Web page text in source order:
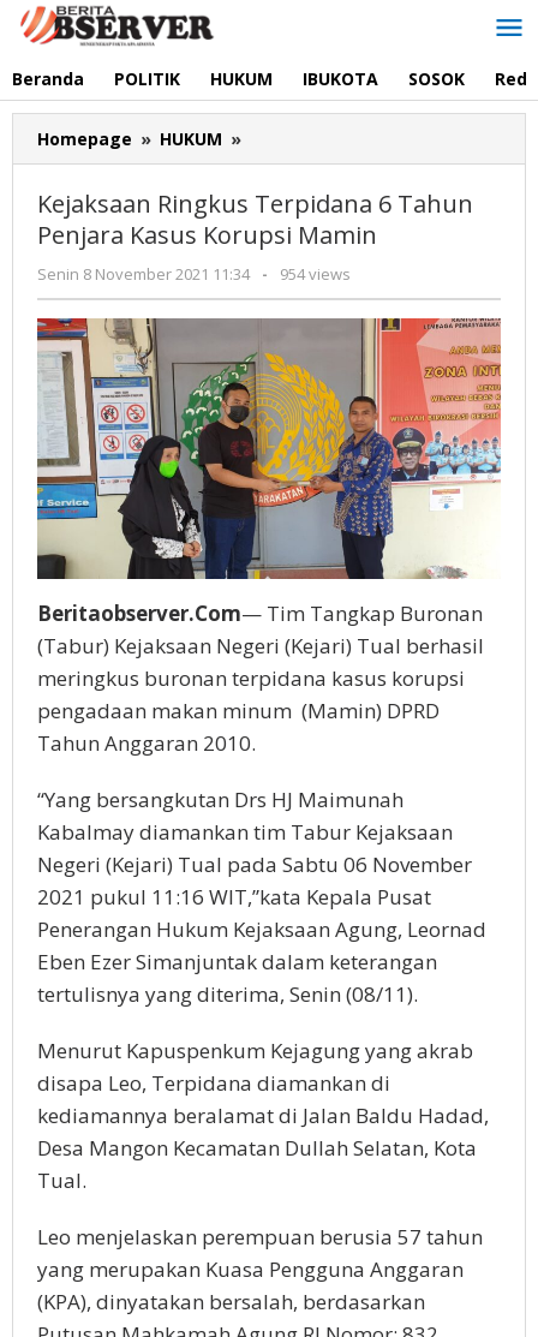
Lewati
Beranda POLITIK HUKUM IBUKOTA SOSOK
Homepage » HUKUM »
Ringkus
6
Tahun
Penjara
Korupsi
Kejaksaan Ringkus Terpidana 6 Tahun
Penjara Kasus Korupsi Mamin
Senin 8 November 2021 11:34
oleh
Redaksi
- 954 views
Beritaobserver.Com— Tim Tangkap Buronan
(Tabur) Kejaksaan Negeri (Kejari) Tual berhasil
meringkus buronan terpidana kasus korupsi
pengadaan makan minum (Mamin) DPRD
Tahun Anggaran 2010.
“Yang bersangkutan Drs HJ Maimunah
Kabalmay diamankan tim Tabur Kejaksaan
Negeri (Kejari) Tual pada Sabtu 06 November
2021 pukul 11:16 WIT,”kata Kepala Pusat
Penerangan Hukum Kejaksaan Agung, Leornad
Eben Ezer Simanjuntak dalam keterangan
tertulisnya yang diterima, Senin (08/11).
Menurut Kapuspenkum Kejagung yang akrab
disapa Leo, Terpidana diamankan di
kediamannya beralamat di Jalan Baldu Hadad,
Desa Mangon Kecamatan Dullah Selatan, Kota
Tual.
Leo menjelaskan perempuan berusia 57 tahun
yang merupakan Kuasa Pengguna Anggaran
(KPA), dinyatakan bersalah, berdasarkan